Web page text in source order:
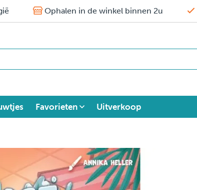
Ophalen in de winkel binnen 2u
Favorieten Uitverkoop